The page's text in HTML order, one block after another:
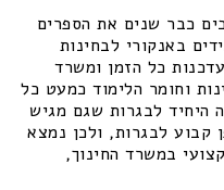
כבר שנים את הספרים
באנקורי לבחינות
כל הזמן ומשרד
וחומר הלימוד כמעט כל
היחיד לבגרות שגם מגיש
קבוע לבגרות, ולכן נמצא
במשרד החינוך,